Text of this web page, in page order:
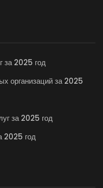
за 2025 год
организаций за 2025
за 2025 год
2025 год